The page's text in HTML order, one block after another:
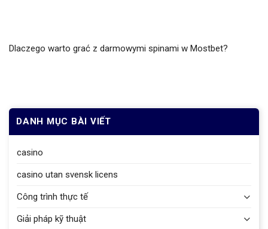
Dlaczego warto grać z darmowymi spinami w Mostbet?
DANH MỤC BÀI VIẾT
casino
casino utan svensk licens
Công trình thực tế
Giải pháp kỹ thuật